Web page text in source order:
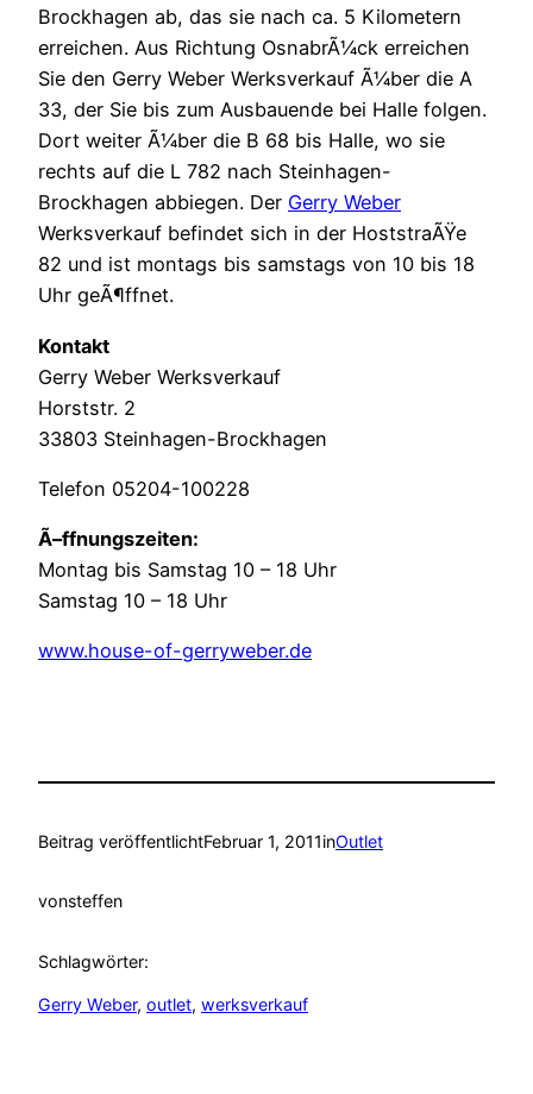
Brockhagen ab, das sie nach ca. 5 Kilometern
erreichen. Aus Richtung OsnabrÃ¼ck erreichen
Sie den Gerry Weber Werksverkauf Ã¼ber die A
33, der Sie bis zum Ausbauende bei Halle folgen.
Dort weiter Ã¼ber die B 68 bis Halle, wo sie
rechts auf die L 782 nach Steinhagen-
Brockhagen abbiegen. Der Gerry Weber
Werksverkauf befindet sich in der HoststraÃŸe
82 und ist montags bis samstags von 10 bis 18
Uhr geÃ¶ffnet.
Kontakt
Gerry Weber Werksverkauf
Horststr. 2
33803 Steinhagen-Brockhagen
Telefon 05204-100228
Ã–ffnungszeiten:
Montag bis Samstag 10 – 18 Uhr
Samstag 10 – 18 Uhr
www.house-of-gerryweber.de
Beitrag veröffentlichtFebruar 1, 2011inOutlet
vonsteffen
Schlagwörter:
Gerry Weber, outlet, werksverkauf